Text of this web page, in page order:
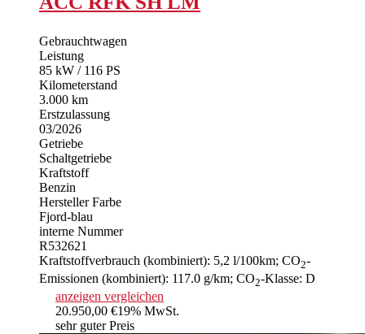
Gebrauchtwagen
Leistung
85 kW / 116 PS
Kilometerstand
3.000 km
Erstzulassung
03/2026
Getriebe
Schaltgetriebe
Kraftstoff
Benzin
Hersteller Farbe
Fjord-blau
interne Nummer
R532621
Kraftstoffverbrauch (kombiniert): 5,2 l/100km; CO2-
Emissionen (kombiniert): 117.0 g/km; CO2-Klasse: D
anzeigen vergleichen
20.950,00 €19% MwSt.
sehr guter Preis